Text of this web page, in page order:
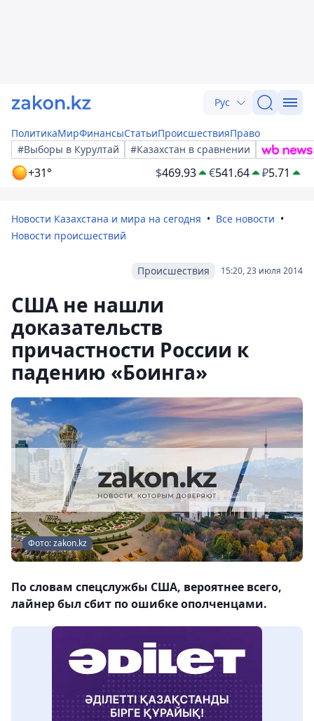
Рус
ПолитикаМирФинансыСтатьиПроисшествияПраво
#Выборы в Курултай
#Казахстан в сравнении
+31° $469.93 €541.64 ₽5.71
Новости Казахстана и мира на сегодня
Все новости
Новости происшествий
15:20, 23 июля 2014
Происшествия
США не нашли
доказательств
причастности России к
падению «Боинга»
Фото: zakon.kz
По словам спецслужбы США, вероятнее всего,
лайнер был сбит по ошибке ополченцами.